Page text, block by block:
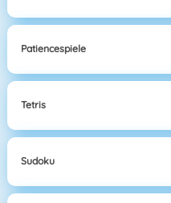
Patiencespiele
Tetris
Sudoku